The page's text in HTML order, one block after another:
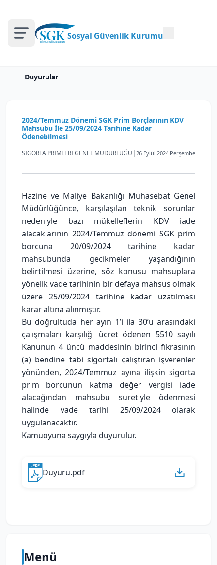
Sosyal Güvenlik Kurumu
Duyurular
Menü
2024/Temmuz Dönemi SGK Prim Borçlarının KDV
Mahsubu İle 25/09/2024 Tarihine Kadar
Ödenebilmesi
SİGORTA PRİMLERİ GENEL MÜDÜRLÜĞÜ | 26 Eylül 2024 Perşembe
Hazine ve Maliye Bakanlığı Muhasebat Genel
Müdürlüğünce, karşılaşılan teknik sorunlar
nedeniyle bazı mükelleflerin KDV iade
alacaklarının 2024/Temmuz dönemi SGK prim
borcuna 20/09/2024 tarihine kadar
mahsubunda gecikmeler yaşandığının
belirtilmesi üzerine, söz konusu mahsuplara
yönelik vade tarihinin bir defaya mahsus olmak
üzere 25/09/2024 tarihine kadar uzatılması
karar altına alınmıştır.
Bu doğrultuda her ayın 1’i ila 30’u arasındaki
çalışmaları karşılığı ücret ödenen 5510 sayılı
Kanunun 4 üncü maddesinin birinci fıkrasının
(a) bendine tabi sigortalı çalıştıran işverenler
yönünden, 2024/Temmuz ayına ilişkin sigorta
prim borcunun katma değer vergisi iade
alacağından mahsubu suretiyle ödenmesi
halinde vade tarihi 25/09/2024 olarak
uygulanacaktır.
Kamuoyuna saygıyla duyurulur.
Duyuru.pdf